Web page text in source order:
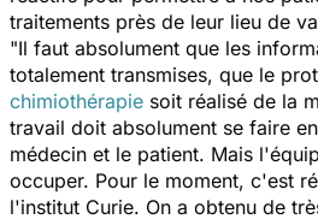
traitements près de leur lieu de
"Il faut absolument que les
totalement transmises, que le
chimiothérapie soit réalisé de la
travail doit absolument se faire
médecin et le patient. Mais
occuper. Pour le moment, c'est
l'institut Curie. On a obtenu de